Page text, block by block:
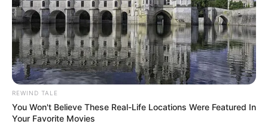
REWIND TALE
You Won't Believe These Real-Life Locations Were Featured In
Your Favorite Movies